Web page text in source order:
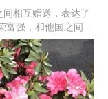
间相互赠送，表达了
富强，和他国之间友
“思念”，有远在他
也适合送给家人，表